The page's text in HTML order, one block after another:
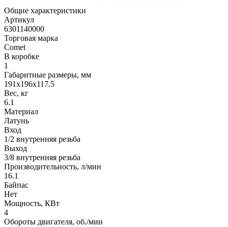
Общие характеристики
Артикул
6301140000
Торговая марка
Comet
В коробке
1
Габаритные размеры, мм
191x196x117.5
Вес, кг
6.1
Материал
Латунь
Вход
1/2 внутренняя резьба
Выход
3/8 внутренняя резьба
Производительность, л/мин
16.1
Байпас
Нет
Мощность, КВт
4
Обороты двигателя, об./мин